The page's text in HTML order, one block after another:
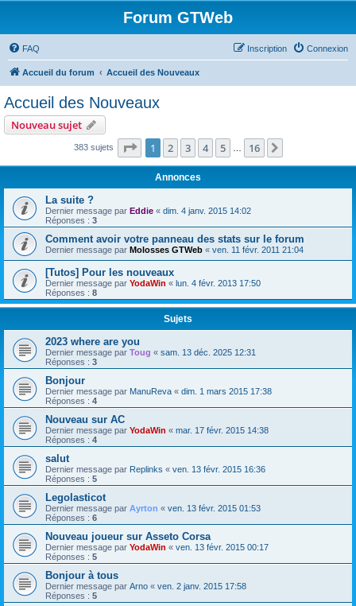
Forum GTWeb
FAQ Connexion
Inscription
Accueil du forum Accueil des Nouveaux
Accueil des Nouveaux
Nouveau sujet
383 sujets Page 1sur16
1 2 3 4 5 16
Annonces
La suite ?
Dernier message par Eddie « dim. 4 janv. 2015 14:02
Réponses : 3
Comment avoir votre panneau des stats sur le forum
Dernier message par Molosses GTWeb « ven. 11 févr. 2011 21:04
[Tutos] Pour les nouveaux
Dernier message par YodaWin « lun. 4 févr. 2013 17:50
Réponses : 8
Sujets
2023 where are you
Dernier message par Toug « sam. 13 déc. 2025 12:31
Réponses : 3
Bonjour
Dernier message par ManuReva « dim. 1 mars 2015 17:38
Réponses : 4
Nouveau sur AC
Dernier message par YodaWin « mar. 17 févr. 2015 14:38
Réponses : 4
salut
Dernier message par Replinks « ven. 13 févr. 2015 16:36
Réponses : 5
Legolasticot
Dernier message par Ayrton « ven. 13 févr. 2015 01:53
Réponses : 6
Nouveau joueur sur Asseto Corsa
Dernier message par YodaWin « ven. 13 févr. 2015 00:17
Réponses : 5
Bonjour à tous
Dernier message par Arno « ven. 2 janv. 2015 17:58
Réponses : 5